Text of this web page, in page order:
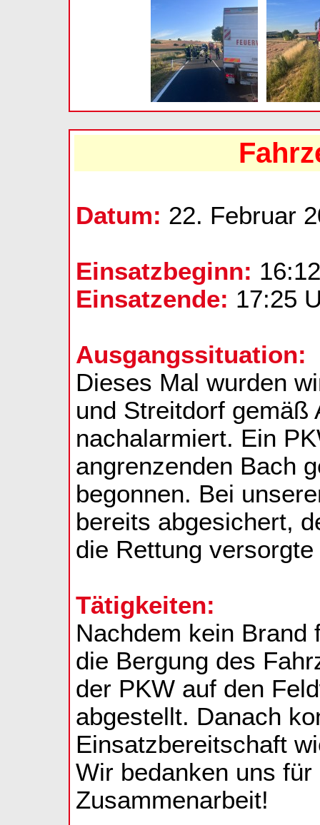
Datum: 22. Februar
Einsatzbeginn:
Einsatzende: 17:25
Ausgangssituation:
Dieses Mal wurden
und Streitdorf gemäß
nachalarmiert. Ein
angrenzenden Bach
begonnen. Bei
bereits abgesichert,
die Rettung
Tätigkeiten:
Nachdem kein Brand
die Bergung des
der PKW auf den
abgestellt. Danach
Einsatzbereitschaft
Wir bedanken uns
Zusammenarbeit!